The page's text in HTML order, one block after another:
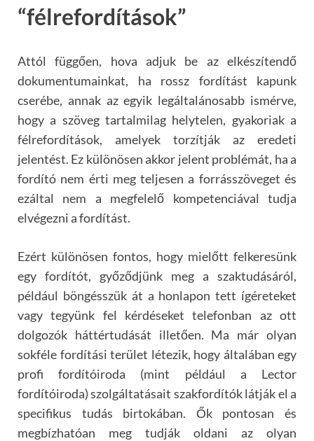
“félrefordítások”
Attól függően, hova adjuk be az elkészítendő
dokumentumainkat, ha rossz fordítást kapunk
cserébe, annak az egyik legáltalánosabb ismérve,
hogy a szöveg tartalmilag helytelen, gyakoriak a
félrefordítások, amelyek torzítják az eredeti
jelentést. Ez különösen akkor jelent problémát, ha a
fordító nem érti meg teljesen a forrásszövegetés
ezáltal nem a megfelelő kompetenciával tudja
elvégezni a fordítást.
Ezért különösen fontos, hogy mielőtt felkeresünk
egy fordítót, győződjünk meg a szaktudásáról,
például böngésszük át a honlapon tett ígéreteket
vagy tegyünk fel kérdéseket telefonban az ott
dolgozók háttértudását illetően. Ma már olyan
sokféle fordítási terület létezik, hogy általában egy
profi fordítóiroda (mint például a Lector
fordítóiroda) szolgáltatásait szakfordítók látják el a
specifikus tudás birtokában. Ők pontosan és
megbízhatóan meg tudják oldani az olyan